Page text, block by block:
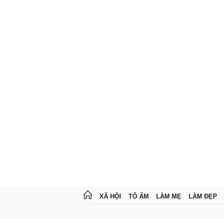
XÃ HỘI TỔ ẤM LÀM MẸ LÀM ĐẸP